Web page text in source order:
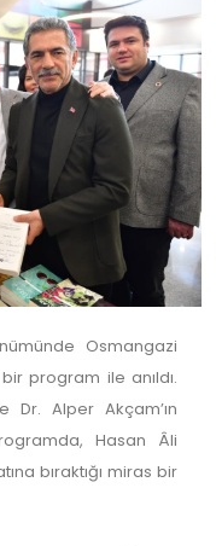
Osmangazi
program ile anıldı.
Dr. Alper Akçam’ın
Hasan Âli
bıraktığı miras bir